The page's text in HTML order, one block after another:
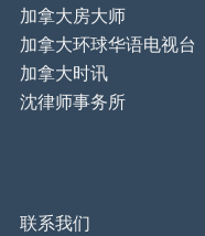
加拿大房大师
加拿大环球华语电视台
加拿大时讯
沈律师事务所
联系我们